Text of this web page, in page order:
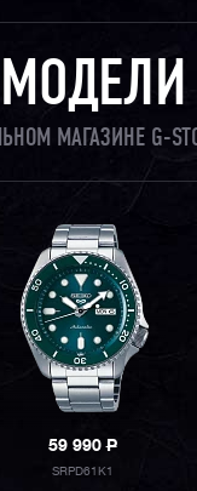
МАГАЗИНЕ G-
59 990P
SRPD61K1